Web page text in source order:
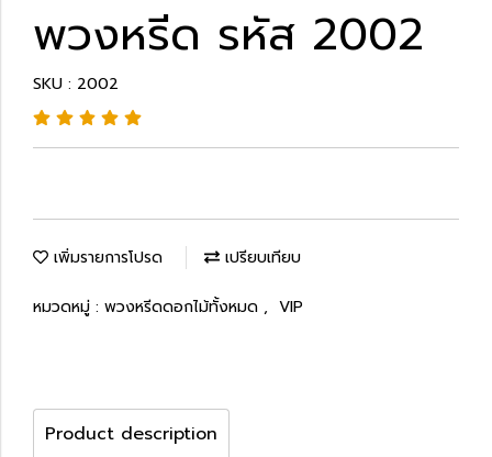
พวงหรีด รหัส 2002
SKU : 2002
เพิ่มรายการโปรด เปรียบเทียบ
หมวดหมู่ : พวงหรีดดอกไม้ทั้งหมด , VIP
Product description